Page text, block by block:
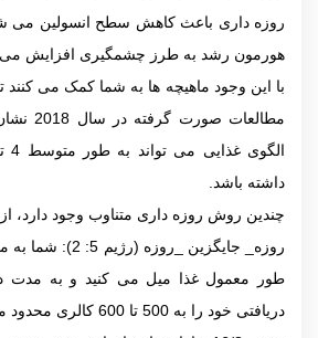
روزه داری باعث کاهش سطح انسولین می
هورمون رشد به طرز چشمگیری افزایش می
با این وجود ماهیچه ها به شما کمک می کنند
داشته باشد.
چندین روش روزه داری متناوب وجود دارد،
روزه_ جایگزین
طور معمول غذا میل می کنید و به مدت
دریافتی خود را به 500 تا 600 کالری محدود می کنید.